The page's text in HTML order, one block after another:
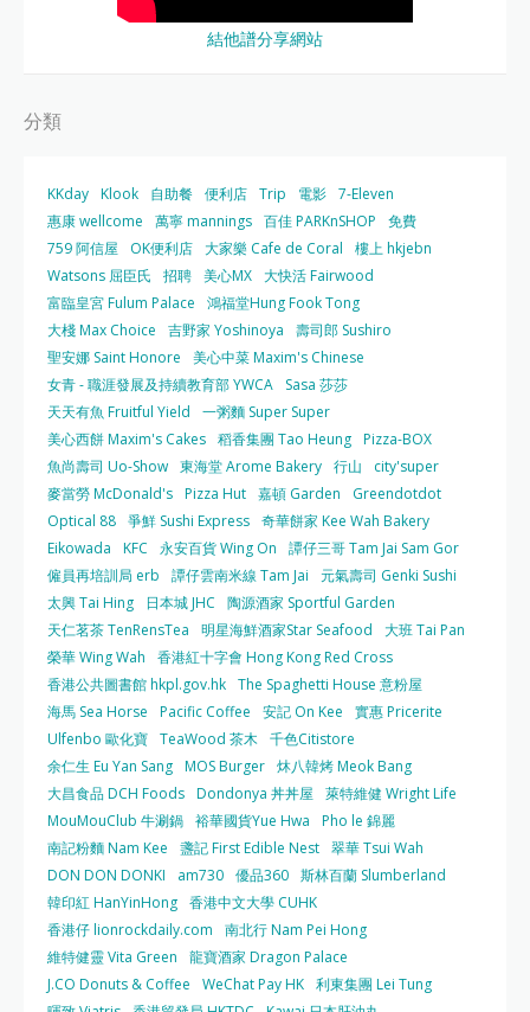
結他譜分享網站
分類
KKday Klook 自助餐 便利店 Trip 電影 7-Eleven
惠康 wellcome
萬寧 mannings 百佳 PARKnSHOP
免費
759 阿信屋
OK便利店 大家樂 Cafe de Coral
樓上 hkjebn
Watsons 屈臣氏
招聘 美心MX 大快活 Fairwood
富臨皇宮 Fulum Palace
鴻福堂Hung Fook Tong
大棧 Max Choice
吉野家 Yoshinoya
壽司郎 Sushiro
聖安娜 Saint Honore
美心中菜 Maxim's Chinese
女青 - 職涯發展及持續教育部 YWCA
Sasa 莎莎
天天有魚 Fruitful Yield
一粥麵 Super Super
美心西餅 Maxim's Cakes 稻香集團 Tao Heung Pizza-BOX
魚尚壽司 Uo-Show 東海堂 Arome Bakery 行山
city'super
麥當勞 McDonald's Pizza Hut 嘉頓 Garden
Greendotdot
Optical 88 爭鮮 Sushi Express 奇華餅家 Kee Wah Bakery
Eikowada
KFC 永安百貨 Wing On
譚仔三哥 Tam Jai Sam Gor
僱員再培訓局 erb
譚仔雲南米線 Tam Jai
元氣壽司 Genki Sushi
太興 Tai Hing
日本城 JHC
陶源酒家 Sportful Garden
天仁茗茶 TenRensTea
明星海鮮酒家Star Seafood
大班 Tai Pan
榮華 Wing Wah
香港紅十字會 Hong Kong Red Cross
香港公共圖書館 hkpl.gov.hk The Spaghetti House 意粉屋
海馬 Sea Horse
Pacific Coffee 安記 On Kee
實惠 Pricerite
Ulfenbo 歐化寶 TeaWood 茶木 千色Citistore
余仁生 Eu Yan Sang MOS Burger 炑八韓烤 Meok Bang
大昌食品 DCH Foods Dondonya 丼丼屋
萊特維健 Wright Life
MouMouClub 牛涮鍋 裕華國貨Yue Hwa
Pho le 錦麗
南記粉麵 Nam Kee
盞記 First Edible Nest 翠華 Tsui Wah
DON DON DONKI
am730 優品360 斯林百蘭 Slumberland
韓印紅 HanYinHong 香港中文大學 CUHK
香港仔 lionrockdaily.com
南北行 Nam Pei Hong
維特健靈 Vita Green
龍寶酒家 Dragon Palace
J.CO Donuts & Coffee
WeChat Pay HK 利東集團 Lei Tung